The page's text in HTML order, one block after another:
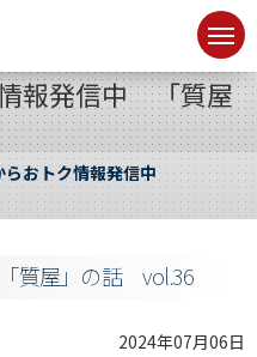
報発信中 「質屋
おトク情報発信中
質屋」の話 vol.36
2024年07月06日